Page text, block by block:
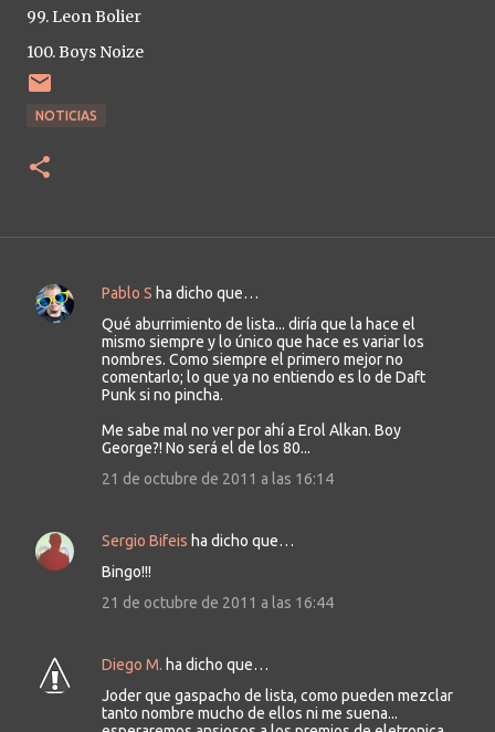
99. Leon Bolier
100. Boys Noize
NOTICIAS
C
o
s
Pablo S ha dicho que…
Qué aburrimiento de lista... diría que la hace el
mismo siempre y lo único que hace es variar los
nombres. Como siempre el primero mejor no
comentarlo; lo que ya no entiendo es lo de Daft
Punk si no pincha.
Me sabe mal no ver por ahí a Erol Alkan. Boy
George?! No será el de los 80...
21 de octubre de 2011 a las 16:14
Sergio Bifeis ha dicho que…
Bingo!!!
21 de octubre de 2011 a las 16:44
Diego M. ha dicho que…
Joder que gaspacho de lista, como pueden mezclar
tanto nombre mucho de ellos ni me suena...